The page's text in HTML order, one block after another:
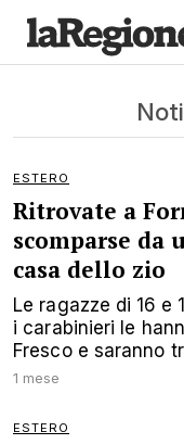
ESTERO
Ritrovate a
scomparse da
casa dello zio
Le ragazze di 16 e
i carabinieri le
Fresco e saranno
1 mese
ESTERO